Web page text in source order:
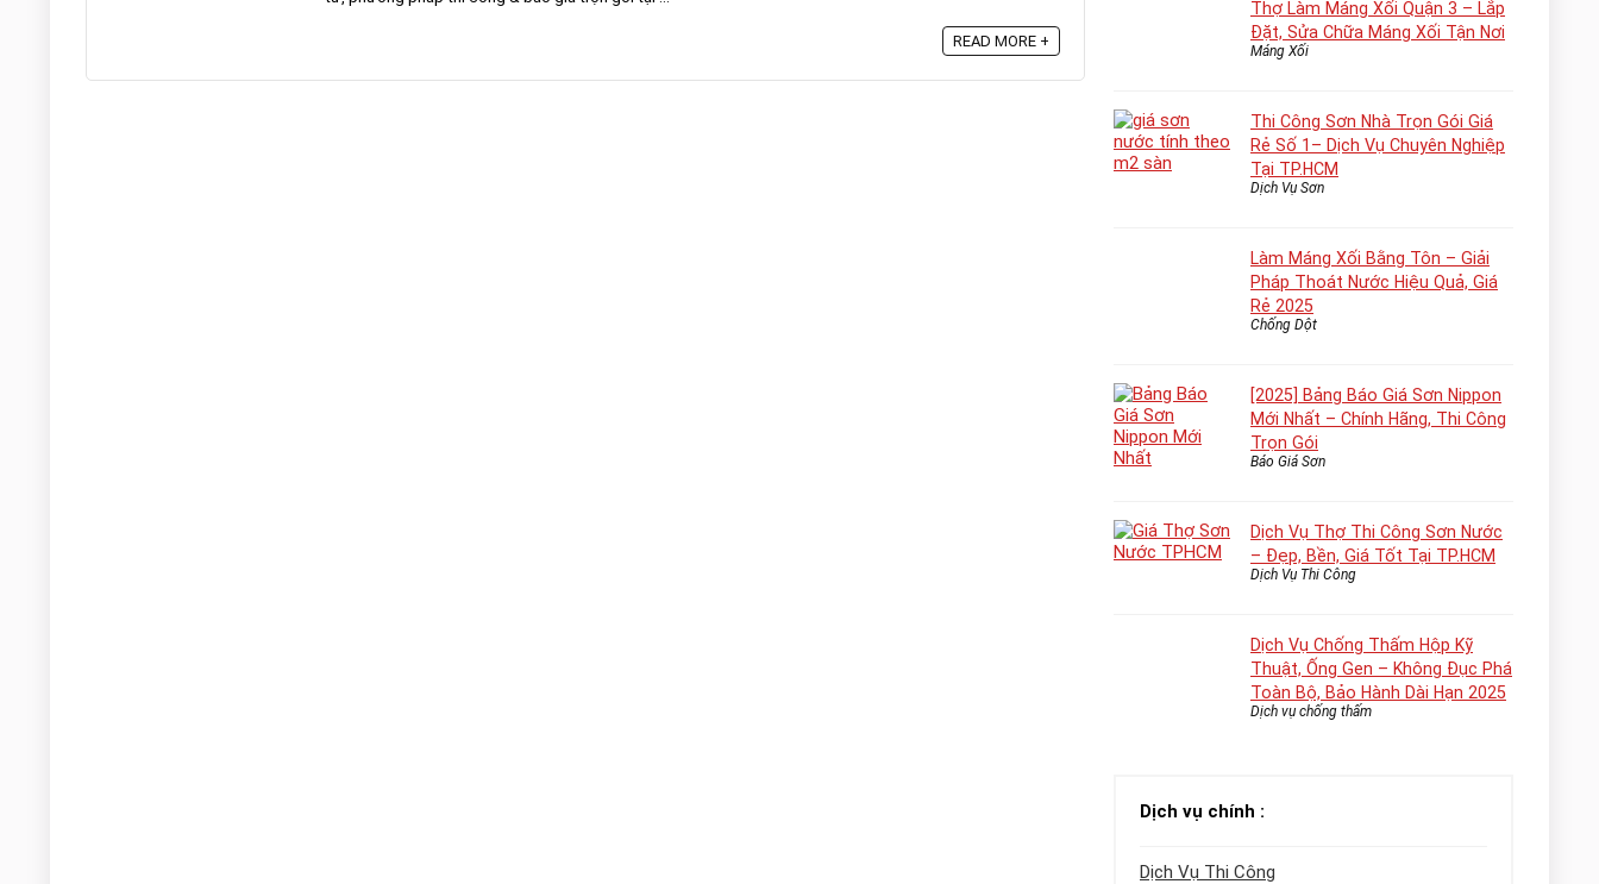
READ MORE +
Thợ Làm Máng Xối Quận 3 – Lắp
Đặt, Sửa Chữa Máng Xối Tận Nơi
Máng Xối
Thi Công Sơn Nhà Trọn Gói Giá
Rẻ Số 1– Dịch Vụ Chuyên Nghiệp
Tại TP.HCM
Dịch Vụ Sơn
Làm Máng Xối Bằng Tôn – Giải
Pháp Thoát Nước Hiệu Quả, Giá
Rẻ 2025
Chống Dột
[2025] Bảng Báo Giá Sơn Nippon
Mới Nhất – Chính Hãng, Thi Công
Trọn Gói
Báo Giá Sơn
Dịch Vụ Thợ Thi Công Sơn Nước
– Đẹp, Bền, Giá Tốt Tại TP.HCM
Dịch Vụ Thi Công
Dịch Vụ Chống Thấm Hộp Kỹ
Thuật, Ống Gen – Không Đục Phá
Toàn Bộ, Bảo Hành Dài Hạn 2025
Dịch vụ chống thấm
Dịch vụ chính :
Dịch Vụ Thi Công